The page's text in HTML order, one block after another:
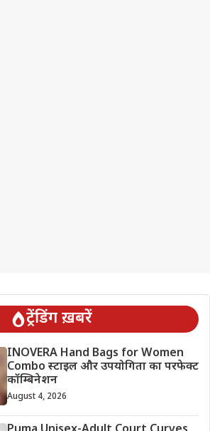
ट्रेंडिंग ख़बरें
INOVERA Hand Bags for Women
Combo स्टाइल और उपयोगिता का परफेक्ट
कॉम्बिनेशन
August 4, 2026